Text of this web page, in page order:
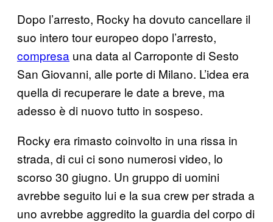
Dopo l’arresto, Rocky ha dovuto cancellare il
suo intero tour europeo dopo l’arresto,
compresa una data al Carroponte di Sesto
San Giovanni, alle porte di Milano. L’idea era
quella di recuperare le date a breve, ma
adesso è di nuovo tutto in sospeso.
Rocky era rimasto coinvolto in una rissa in
strada, di cui ci sono numerosi video, lo
scorso 30 giugno. Un gruppo di uomini
avrebbe seguito lui e la sua crew per strada a
uno avrebbe aggredito la guardia del corpo di